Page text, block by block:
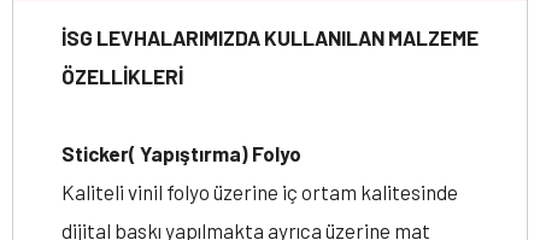
İSG LEVHALARIMIZDA KULLANILAN MALZEME
ÖZELLİKLERİ
Sticker( Yapıştırma) Folyo
Kaliteli vinil folyo üzerine iç ortam kalitesinde
dijital baskı yapılmakta ayrıca üzerine mat